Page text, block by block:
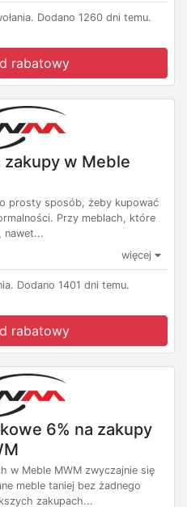
Dodano 1260 dni temu.
rabatowy
zakupy w Meble
prosty sposób, żeby kupować
Przy meblach, które
nawet...
więcej
Dodano 1401 dni temu.
rabatowy
6% na zakupy
w Meble MWM zwyczajnie się
meble taniej bez żadnego
zakupach...